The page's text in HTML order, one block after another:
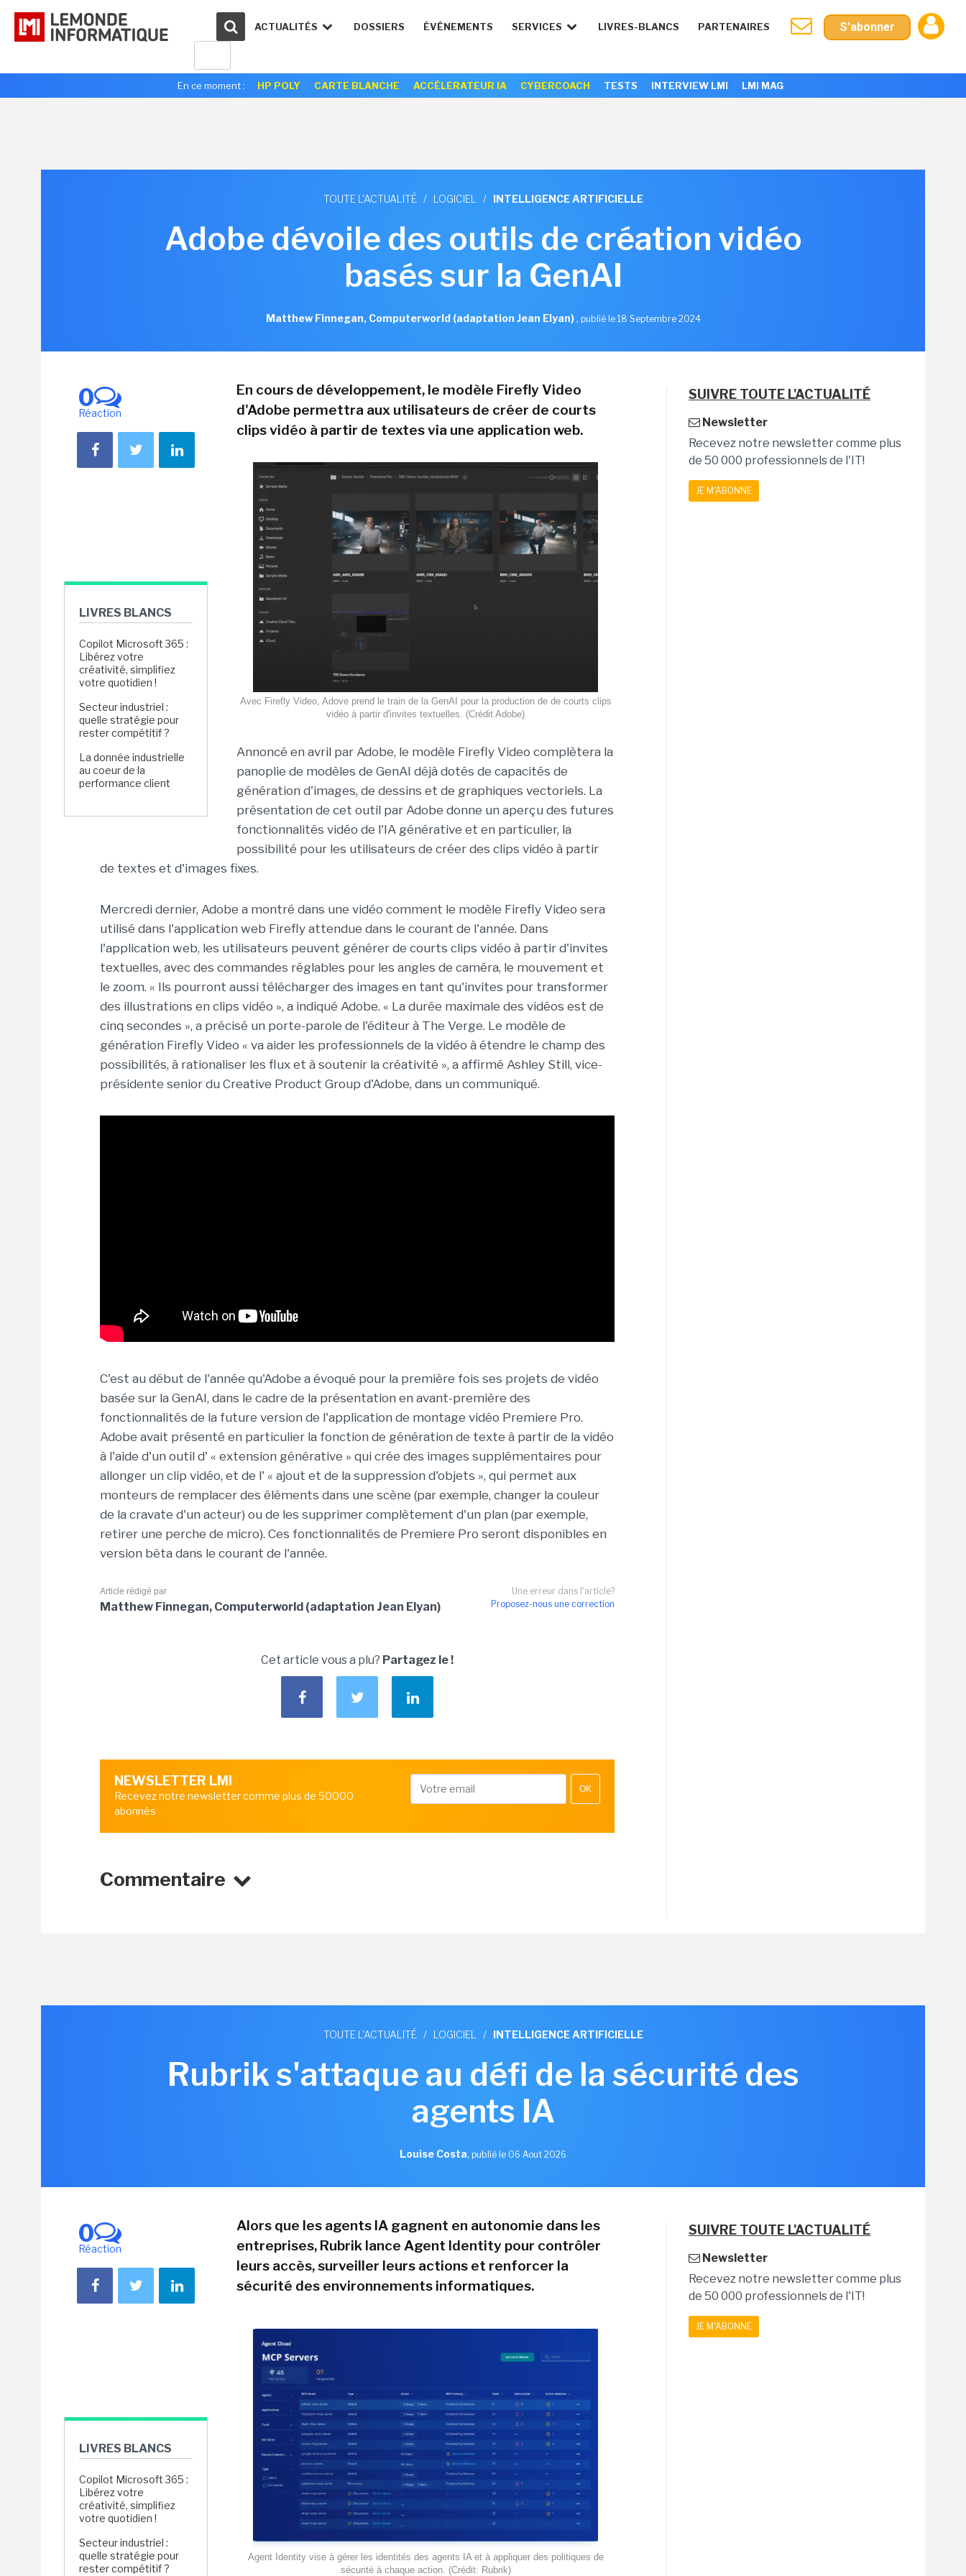
ACTUALITÉS DOSSIERS ÉVÉNEMENTS SERVICES LIVRES-BLANCS PARTENAIRES S'abonner
En ce moment : HP POLY CARTE BLANCHE ACCÉLERATEUR IA CYBERCOACH TESTS INTERVIEW LMI LMI MAG
TOUTE L'ACTUALITÉ / LOGICIEL / INTELLIGENCE ARTIFICIELLE
Adobe dévoile des outils de création vidéo
basés sur la GenAI
Matthew Finnegan, Computerworld (adaptation Jean Elyan), publié le 18 Septembre 2024
0
Réaction
LIVRES BLANCS
Copilot Microsoft 365 :
Libérez votre
créativité, simplifiez
votre quotidien !
Secteur industriel :
quelle stratégie pour
rester compétitif ?
La donnée industrielle
au coeur de la
performance client
En cours de développement, le modèle Firefly Video
d'Adobe permettra aux utilisateurs de créer de courts
clips vidéo à partir de textes via une application web.
Avec Firefly Video, Adove prend le train de la GenAI pour la production de de courts clips
vidéo à partir d'invites textuelles. (Crédit Adobe)
Annoncé en avril par Adobe, le modèle Firefly Video complètera la
panoplie de modèles de GenAI déjà dotés de capacités de
génération d'images, de dessins et de graphiques vectoriels. La
présentation de cet outil par Adobe donne un aperçu des futures
fonctionnalités vidéo de l'IA générative et en particulier, la
possibilité pour les utilisateurs de créer des clips vidéo à partir
de textes et d'images fixes.
Mercredi dernier, Adobe a montré dans une vidéo comment le modèle Firefly Video sera
utilisé dans l'application web Firefly attendue dans le courant de l'année. Dans
l'application web, les utilisateurs peuvent générer de courts clips vidéo à partir d'invites
textuelles, avec des commandes réglables pour les angles de caméra, le mouvement et
le zoom. « Ils pourront aussi télécharger des images en tant qu'invites pour transformer
des illustrations en clips vidéo », a indiqué Adobe. « La durée maximale des vidéos est de
cinq secondes », a précisé un porte-parole de l'éditeur à The Verge. Le modèle de
génération Firefly Video « va aider les professionnels de la vidéo à étendre le champ des
possibilités, à rationaliser les flux et à soutenir la créativité », a affirmé Ashley Still, vice-
présidente senior du Creative Product Group d'Adobe, dans un communiqué.
C'est au début de l'année qu'Adobe a évoqué pour la première fois ses projets de vidéo
basée sur la GenAI, dans le cadre de la présentation en avant-première des
fonctionnalités de la future version de l'application de montage vidéo Premiere Pro.
Adobe avait présenté en particulier la fonction de génération de texte à partir de la vidéo
à l'aide d'un outil d' « extension générative » qui crée des images supplémentaires pour
allonger un clip vidéo, et de l' « ajout et de la suppression d'objets », qui permet aux
monteurs de remplacer des éléments dans une scène (par exemple, changer la couleur
de la cravate d'un acteur) ou de les supprimer complètement d'un plan (par exemple,
retirer une perche de micro). Ces fonctionnalités de Premiere Pro seront disponibles en
version bêta dans le courant de l'année.
Une erreur dans l'article?
Proposez-nous une correction
Article rédigé par
Matthew Finnegan, Computerworld (adaptation Jean Elyan)
Cet article vous a plu? Partagez le !
NEWSLETTER LMI
Recevez notre newsletter comme plus de 50000
abonnés
OK
Commentaire
SUIVRE TOUTE L'ACTUALITÉ
Newsletter
Recevez notre newsletter comme plus
de 50 000 professionnels de l'IT!
JE M'ABONNE
TOUTE L'ACTUALITÉ / LOGICIEL / INTELLIGENCE ARTIFICIELLE
Rubrik s'attaque au défi de la sécurité des
agents IA
Louise Costa, publié le 06 Aout 2026
0
Réaction
LIVRES BLANCS
Copilot Microsoft 365 :
Libérez votre
créativité, simplifiez
votre quotidien !
Secteur industriel :
quelle stratégie pour
rester compétitif ?
Alors que les agents IA gagnent en autonomie dans les
entreprises, Rubrik lance Agent Identity pour contrôler
leurs accès, surveiller leurs actions et renforcer la
sécurité des environnements informatiques.
Agent Identity vise à gérer les identités des agents IA et à appliquer des politiques de
sécurité à chaque action. (Crédit: Rubrik)
SUIVRE TOUTE L'ACTUALITÉ
Newsletter
Recevez notre newsletter comme plus
de 50 000 professionnels de l'IT!
JE M'ABONNE